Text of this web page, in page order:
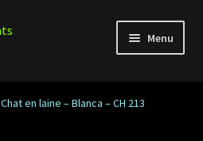
Menu
Chat en laine – Blanca – CH 213